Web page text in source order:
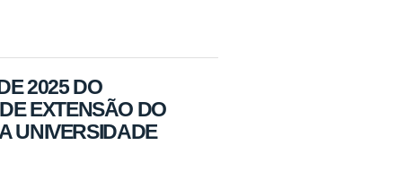
2025 DO
EXTENSÃO DO
UNIVERSIDADE